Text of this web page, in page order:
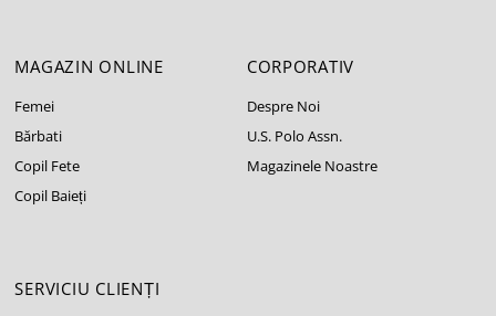
MAGAZIN ONLINE
Femei
Bărbati
Copil Fete
Copil Baieți
CORPORATIV
Despre Noi
U.S. Polo Assn.
Magazinele Noastre
SERVICIU CLIENȚI